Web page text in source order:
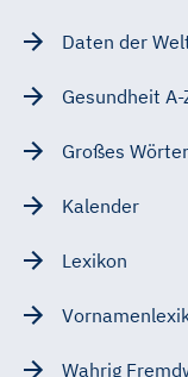
Daten der
Gesundheit A-
Großes
Kalender
Lexikon
Wahrig